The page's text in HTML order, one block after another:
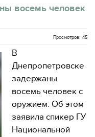
восемь человек
Просмотров: 45
В
Днепропетровске
задержаны
восемь человек с
оружием. Об этом
заявила спикер ГУ
Национальной